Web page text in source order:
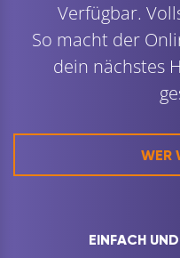
Verfügbar.
So macht der
dein nächstes
WER
EINFACH